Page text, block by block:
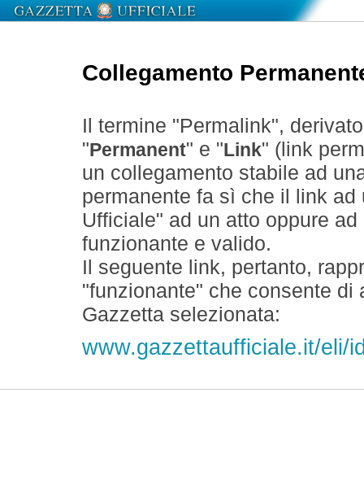
Collegamento
Il termine "Permalink",
" Permanent" e " Link" (link
un collegamento stabile ad
permanente fa sì che il link
Ufficiale" ad un atto oppure
funzionante e valido.
Il seguente link, pertanto,
"funzionante" che consente
Gazzetta selezionata:
www.gazzettaufficiale.it/eli/